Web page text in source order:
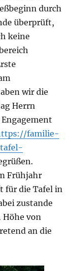
durch
überprüft,
keine
wir die
Herrn
familie-
Frühjahr
für die Tafel in
zustande
Höhe von
an die